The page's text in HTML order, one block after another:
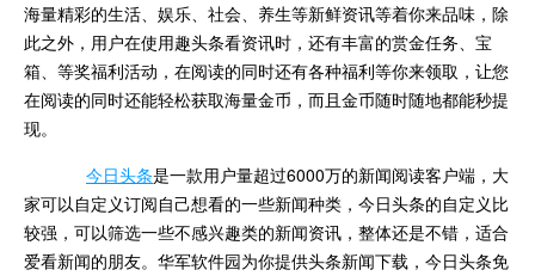
海量精彩的生活、娱乐、社会、养生等新鲜资讯等着你来品味，除
此之外，用户在使用趣头条看资讯时，还有丰富的赏金任务、宝
箱、等奖福利活动，在阅读的同时还有各种福利等你来领取，让您
在阅读的同时还能轻松获取海量金币，而且金币随时随地都能秒提
现。
今日头条是一款用户量超过6000万的新闻阅读客户端，大
家可以自定义订阅自己想看的一些新闻种类，今日头条的自定义比
较强，可以筛选一些不感兴趣类的新闻资讯，整体还是不错，适合
爱看新闻的朋友。华军软件园为你提供头条新闻下载，今日头条免